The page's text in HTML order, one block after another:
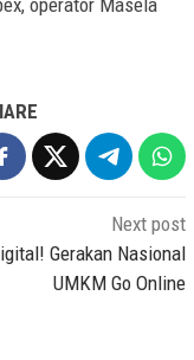
operator Masela
Next post
Gerakan Nasional
UMKM Go Online